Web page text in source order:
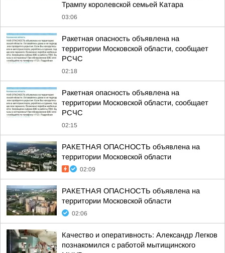
Трампу королевской семьей Катара
03:06
Ракетная опасность объявлена на
территории Московской области, сообщает
РСЧС
02:18
Ракетная опасность объявлена на
территории Московской области, сообщает
РСЧС
02:15
РАКЕТНАЯ ОПАСНОСТЬ объявлена на
территории Московской области
02:09
РАКЕТНАЯ ОПАСНОСТЬ объявлена на
территории Московской области
02:06
Качество и оперативность: Александр Легков
познакомился с работой мытищинского